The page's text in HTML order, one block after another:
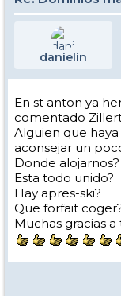
danielin
En st anton ya
comentado
Alguien que
aconsejar un
Donde alojarnos?
Esta todo unido?
Hay apres-ski?
Que forfait
Muchas gracias a